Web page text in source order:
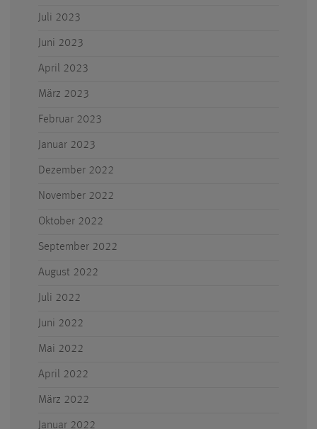
Juli 2023
Juni 2023
April 2023
März 2023
Februar 2023
Januar 2023
Dezember 2022
November 2022
Oktober 2022
September 2022
August 2022
Juli 2022
Juni 2022
Mai 2022
April 2022
März 2022
Januar 2022